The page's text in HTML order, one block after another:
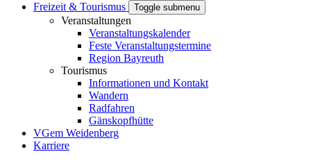
Freizeit & Tourismus
Toggle submenu
Veranstaltungen
Veranstaltungskalender
Feste Veranstaltungstermine
Region Bayreuth
Tourismus
Informationen und Kontakt
Wandern
Radfahren
Gänskopfhütte
VGem Weidenberg
Karriere